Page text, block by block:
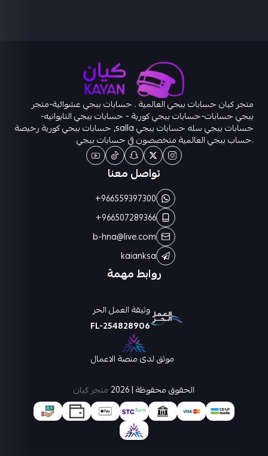
متجر كيان حسابات ببجي العالمية . حسابات ببجي عشوائية-متجر
ببجي حسابات-حسابات ببجي كورية - حسابات ببجي التايوانيه-
حسابات ببجي سله حسابات ببجي salla, حسابات ببجي كورية رخيصة
.حساب ببجي العالمية متخصصون في حسابات ببجي
روابط مهمة
تواصل معنا
+966559397300
+966507289366
b-hna@live.com
kaianksa
وثيقة العمل الحر
FL-254828906
موثق لدى منصة الاعمال
الحقوق محفوظة | 2026
متجر كيان